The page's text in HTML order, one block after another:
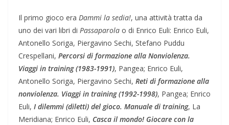
Il primo gioco era Dammi la sedia!, una attività tratta da
uno dei vari libri di Passaparola o di Enrico Euli: Enrico Euli,
Antonello Soriga, Piergavino Sechi, Stefano Puddu
Crespellani, Percorsi di formazione alla Nonviolenza.
Viaggi in training (1983-1991), Pangea; Enrico Euli,
Antonello Soriga, Piergavino Sechi, Reti di formazione alla
nonviolenza. Viaggi in training (1992-1998), Pangea; Enrico
Euli, I dilemmi (diletti) del gioco. Manuale di training, La
Meridiana; Enrico Euli, Casca il mondo! Giocare con la